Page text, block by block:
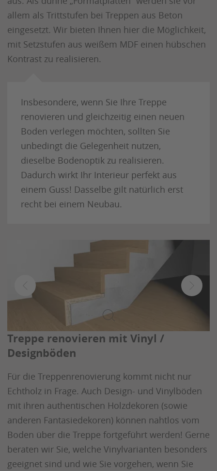
allem als Trittstufen bei Treppen aus Beton
eingesetzt. Wir bieten Ihnen hier die Möglichkeit,
mit Setzstufen aus weißem MDF einen hübschen
Kontrast zu realisieren.
Insbesondere, wenn Sie Ihre Treppe
renovieren und gleichzeitig einen neuen
Boden verlegen möchten, sollten Sie
unbedingt die Gelegenheit nutzen,
dieselbe Bodenoptik zu realisieren.
Dadurch wirkt Ihr Interieur perfekt aus
einem Guss! Dasselbe gilt natürlich erst
recht bei einem Neubau.
Treppe renovieren mit Vinyl /
Designböden
Für die Treppenrenovierung kommt nicht nur
Echtholz in Frage. Auch Design- und Vinylböden
mit ihren authentischen Holzdekoren (sowie
anderen Fantasiedekoren) können nahtlos vom
Boden über die Treppe fortgeführt werden! Gerne
beraten wir Sie, welche Vinylvarianten besonders
geeignet sind und wie Sie vorgehen, wenn Sie